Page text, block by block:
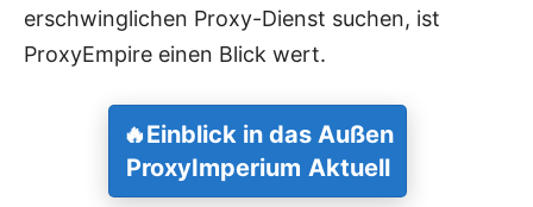
erschwinglichen Proxy-Dienst suchen, ist
ProxyEmpire einen Blick wert.
🔥Einblick in das Außen
ProxyImperium Aktuell